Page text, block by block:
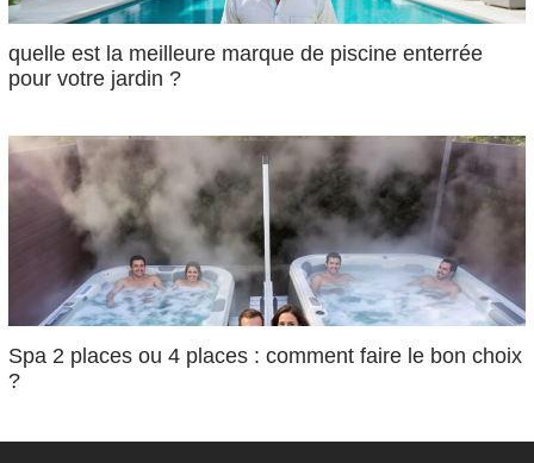
quelle est la meilleure marque de piscine enterrée
pour votre jardin ?
Spa 2 places ou 4 places : comment faire le bon choix
?